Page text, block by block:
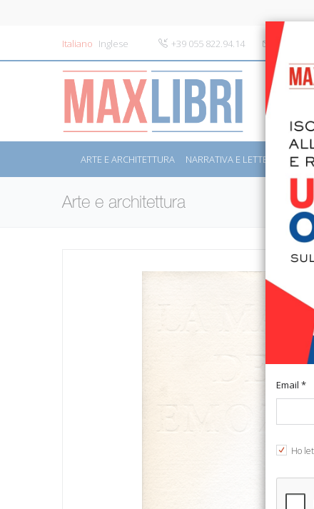
Italiano Inglese +39 055 822.94.14
ARTE E ARCHITETTURA NARRATIVA E LETTERATURA
Arte e architettura
Email *
Ho